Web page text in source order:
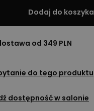
Dodaj do koszyka
od 349 PLN
do tego produktu
dostępność w salonie